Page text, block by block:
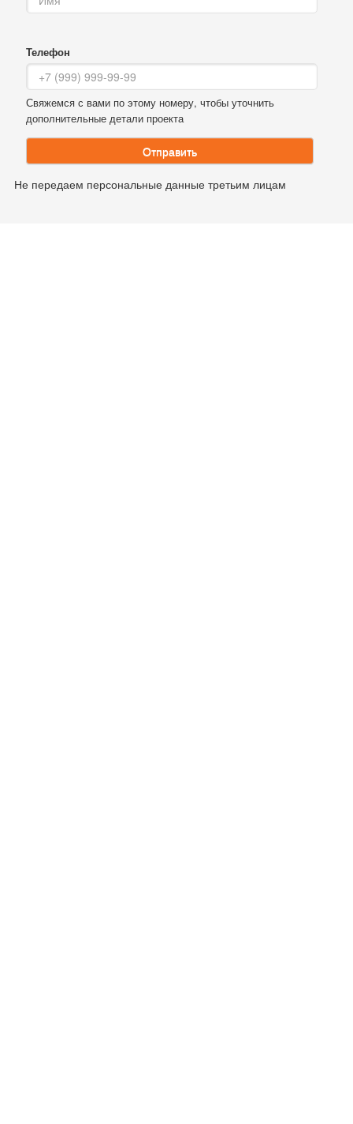
Телефон
Свяжемся с вами по этому номеру, чтобы уточнить
дополнительные детали проекта
Отправить
Не передаем персональные данные третьим лицам